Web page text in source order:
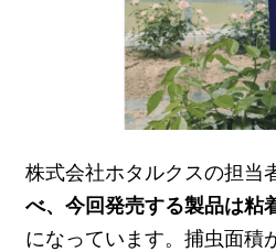
株式会社ホタルクスの担当
べ、今回発売する製品は粘
になっています。捕虫面積